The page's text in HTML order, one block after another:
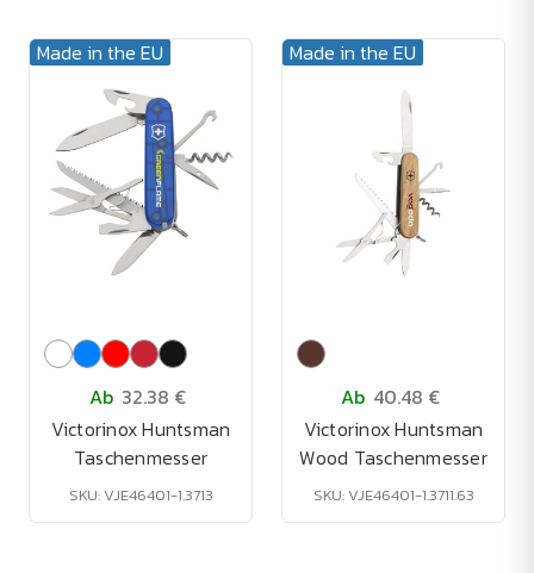
Made in the EU
Ab 32.38 €
Victorinox Huntsman
Taschenmesser
SKU: VJE46401-1.3713
Made in the EU
Ab 40.48 €
Victorinox Huntsman
Wood Taschenmesser
SKU: VJE46401-1.3711.63